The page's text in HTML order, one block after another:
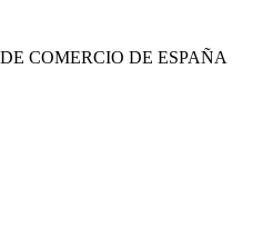
COMERCIO DE ESPAÑA